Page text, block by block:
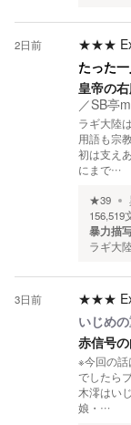
2日前 ★★★
たった
皇帝の
／SB亭
ラギ大陸
用語も宗
初は支え
にまで…
★39
156,519
暴力描
ラギ大
3日前 ★★★
いじめの
赤信号
※今回の
でしたら
木澪はい
娘・…